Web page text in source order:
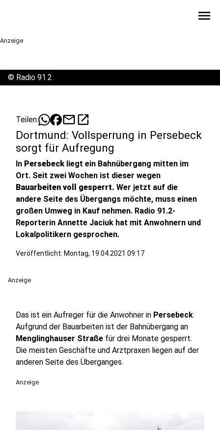
menu
Anzeige
© Radio 91.2
Teilen: mailopen_in_new
Dortmund: Vollsperrung in Persebeck
sorgt für Aufregung
In Persebeck liegt ein Bahnübergang mitten im
Ort. Seit zwei Wochen ist dieser wegen
Bauarbeiten voll gesperrt. Wer jetzt auf die
andere Seite des Übergangs möchte, muss einen
großen Umweg in Kauf nehmen. Radio 91.2-
Reporterin Annette Jaciuk hat mit Anwohnern und
Lokalpolitikern gesprochen.
Veröffentlicht: Montag, 19.04.2021 09:17
Anzeige
Das ist ein Aufreger für die Anwohner in Persebeck:
Aufgrund der Bauarbeiten ist der Bahnübergang an
Menglinghauser Straße für drei Monate gesperrt.
Die meisten Geschäfte und Arztpraxen liegen auf der
anderen Seite des Überganges.
Anzeige